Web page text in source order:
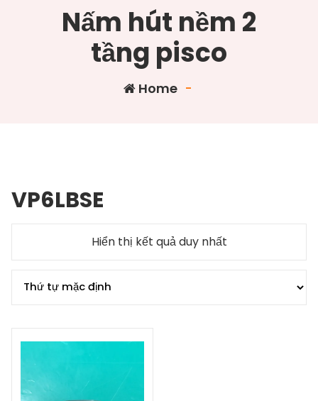
Nấm hút nềm 2
tầng pisco
Home -
VP6LBSE
Hiển thị kết quả duy nhất